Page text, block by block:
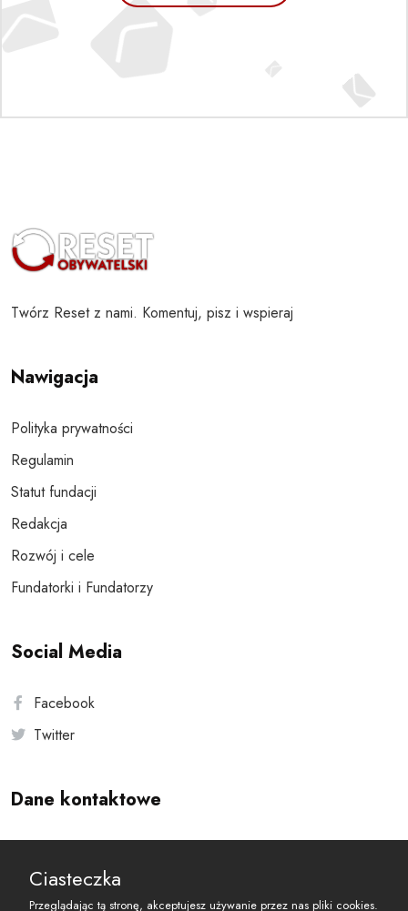
Twórz Reset z nami. Komentuj, pisz i wspieraj
Nawigacja
Polityka prywatności
Regulamin
Statut fundacji
Redakcja
Rozwój i cele
Fundatorki i Fundatorzy
Social Media
Facebook
Twitter
Dane kontaktowe
reset@resetobywatelski.pl
Ciasteczka
Przeglądając tą stronę, akceptujesz używanie przez nas pliki cookies.